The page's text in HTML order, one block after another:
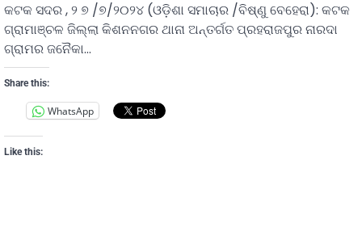
କଟକ ସଦର , ୨ ୭ /୭/୨୦୨୪ (ଓଡ଼ିଶା ସମାଚାର /ବିଷ୍ଣୁ ବେହେରା): କଟକ
ଗ୍ରାମାଞ୍ଚଳ ଜିଲ୍ଲା କିଶନନଗର ଥାନା ଅନ୍ତର୍ଗତ ପ୍ରହରାଜପୁର ନାରଦା
ଗ୍ରାମର ଜନୈକା…
Share this:
WhatsApp
Like this: